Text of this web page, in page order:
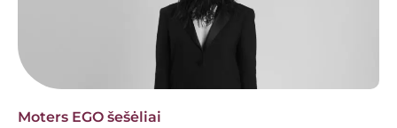
Moters EGO šešėliai